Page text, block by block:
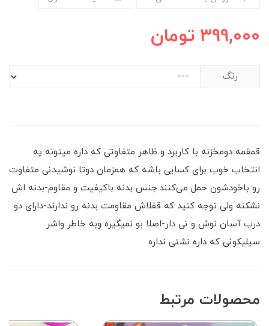
399,000 تومان
رنگ
قمقمه دومخزنه با کاربرد و ظاهر متفاوتی که داره میتونه یه
انتخاب خوب برای کسایی باشه که همزمان دوتا نوشیدنی متفاوت
رو باخودشون حمل می‌کنند.جنس بدنه باکیفیت و مقاوم-بدنه اش
نشکنه ولی توجه کنید که قفلاش مقاومت بدنه رو ندارند-دارای دو
درب آسان نوش و نی دار-اصلا بو نمیگیره وبه خاطر واشر
سیلیکونی که داره نشتی نداره
محصولات مرتبط